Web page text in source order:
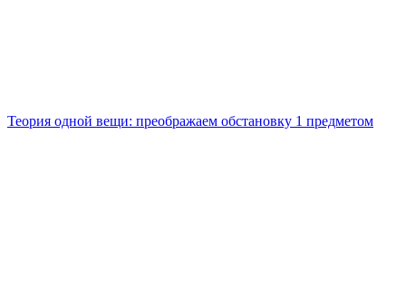
Теория одной вещи: преображаем обстановку 1 предметом